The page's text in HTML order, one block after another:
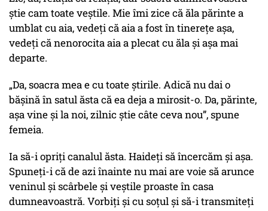
știe cam toate veștile. Mie îmi zice că ăla părinte a
umblat cu aia, vedeți că aia a fost în tinerețe așa,
vedeți că nenorocita aia a plecat cu ăla și așa mai
departe.
„Da, soacra mea e cu toate știrile. Adică nu dai o
bășină în satul ăsta că ea deja a mirosit-o. Da, părinte,
așa vine și la noi, zilnic știe câte ceva nou”, spune
femeia.
Ia să-i opriți canalul ăsta. Haideți să încercăm și așa.
Spuneți-i că de azi înainte nu mai are voie să arunce
veninul și scârbele și veștile proaste în casa
dumneavoastră. Vorbiți și cu soțul și să-i transmiteți